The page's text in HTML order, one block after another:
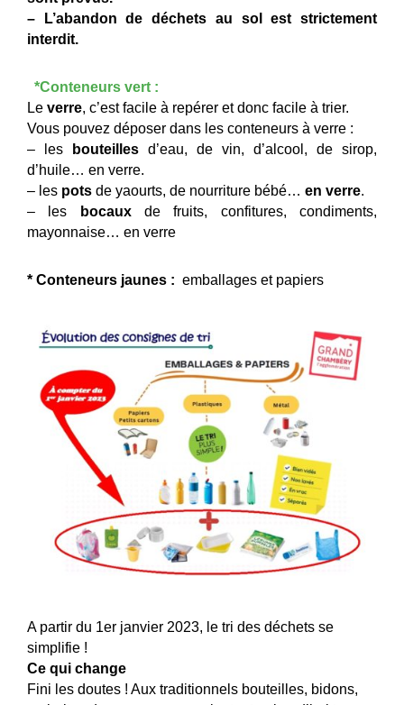
–
L’abandon de déchets au sol est strictement
interdit.
*Conteneurs vert :
Le verre, c’est facile à repérer et donc facile à trier.
Vous pouvez déposer dans les conteneurs à verre :
– les bouteilles d’eau, de vin, d’alcool, de sirop,
d’huile… en verre.
– les pots de yaourts, de nourriture bébé… en verre.
– les
bocauxde fruits, confitures, condiments,
mayonnaise… en verre
* Conteneurs jaunes : emballages et papiers
A partir du 1er janvier 2023, le tri des déchets se
simplifie !
Ce qui change
Fini les doutes ! Aux traditionnels bouteilles, bidons,